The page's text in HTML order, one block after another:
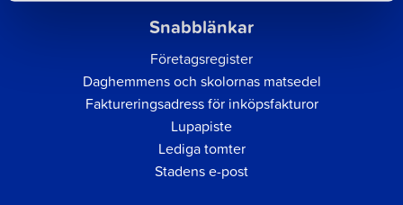
Snabblänkar
Företagsregister
Daghemmens och skolornas matsedel
Faktureringsadress för inköpsfakturor
Lupapiste
Lediga tomter
Stadens e-post